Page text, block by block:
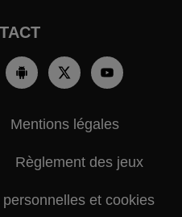
Mentions légales
Règlement des jeux
et cookies